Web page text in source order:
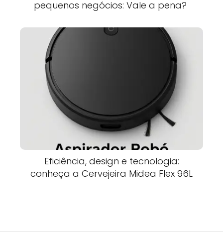
pequenos negócios: Vale a pena?
Eficiência, design e tecnologia:
conheça a Cervejeira Midea Flex 96L